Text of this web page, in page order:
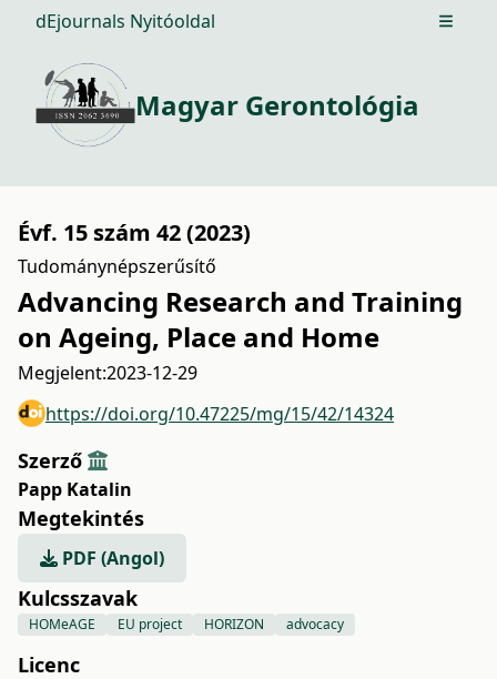
dEjournals Nyitóoldal Open
Magyar Gerontológia
Évf. 15 szám 42 (2023)
Tudománynépszerűsítő
Advancing Research and Training
on Ageing, Place and Home
Megjelent:2023-12-29
https://doi.org/10.47225/mg/15/42/14324
Szerző
Papp Katalin
Megtekintés
PDF (Angol)
Kulcsszavak
HOMeAGE EU project HORIZON advocacy
Licenc